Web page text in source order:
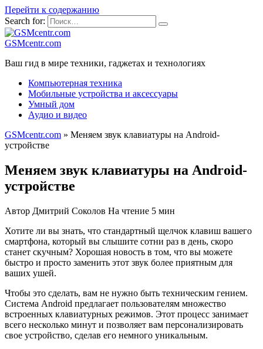
Перейти к содержанию
Search for:
GSMcentr.com
Ваш гид в мире техники, гаджетах и технологиях
Компьютерная техника
Мобильные устройства и аксессуары
Умный дом
Аудио и видео
GSMcentr.com » Меняем звук клавиатуры на Android-
устройстве
Меняем звук клавиатуры на Android-
устройстве
Автор Дмитрий Соколов На чтение 5 мин
Хотите ли вы знать, что стандартный щелчок клавиш вашего
смартфона, который вы слышите сотни раз в день, скоро
станет скучным? Хорошая новость в том, что вы можете
быстро и просто заменить этот звук более приятным для
ваших ушей.
Чтобы это сделать, вам не нужно быть техническим гением.
Система Android предлагает пользователям множество
встроенных клавиатурных режимов. Этот процесс занимает
всего несколько минут и позволяет вам персонализировать
свое устройство, сделав его немного уникальным.